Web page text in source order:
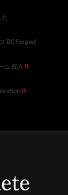
た
BC Forged
ム 投入